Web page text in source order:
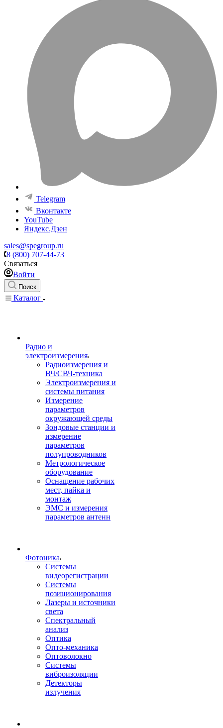
Telegram
Вконтакте
YouTube
Яндекс.Дзен
sales@spegroup.ru
8 (800) 707-44-73
Связаться
Войти
Поиск
Каталог
Радио и
электроизмерения
Радиоизмерения и
ВЧ/СВЧ-техника
Электроизмерения и
системы питания
Измерение
параметров
окружающей среды
Зондовые станции и
измерение
параметров
полупроводников
Метрологическое
оборудование
Оснащение рабочих
мест, пайка и
монтаж
ЭМС и измерения
параметров антенн
Фотоника
Cистемы
видеорегистрации
Системы
позиционирования
Лазеры и источники
света
Спектральный
анализ
Оптика
Опто-механика
Оптоволокно
Системы
виброизоляции
Детекторы
излучения